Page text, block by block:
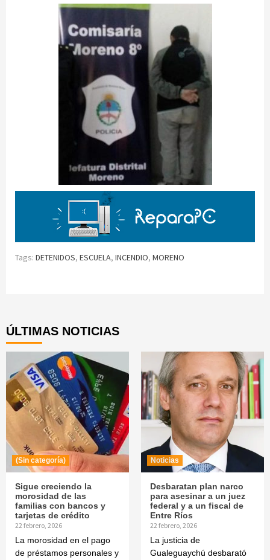
Tags: DETENIDOS, ESCUELA, INCENDIO, MORENO
ÚLTIMAS NOTICIAS
(Sin categoría)
Sigue creciendo la
morosidad de las
familias con bancos y
tarjetas de crédito
22 febrero, 2026
La morosidad en el pago
de préstamos personales y
Noticias
Desbaratan plan narco
para asesinar a un juez
federal y a un fiscal de
Entre Ríos
22 febrero, 2026
La justicia de
Gualeguaychú desbarató